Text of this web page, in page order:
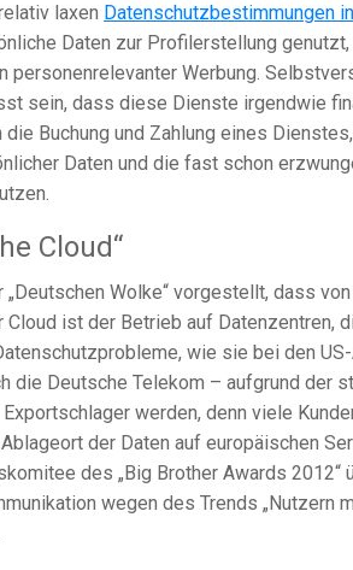
laxen Datenschutzbestimmungen
Daten zur Profilerstellung
Werbung.
sein, dass diese Dienste irgendwie
Buchung und Zahlung eines
Daten und die fast schon
Cloud“
Wolke“ vorgestellt, dass
ist der Betrieb auf Datenzentren,
wie sie bei den
die Deutsche Telekom – aufgrund der
werden, denn viele
der Daten auf europäischen
des „Big Brother Awards 2012“
wegen des Trends „Nutzern